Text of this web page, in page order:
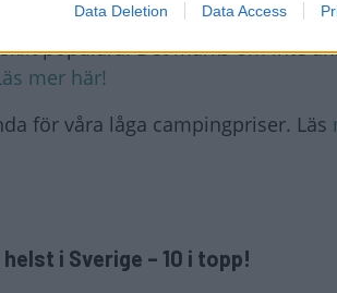
Data Deletion Data Access
att fortsätta komma hit.
populära. Det märks om inte
mer här!
för våra låga campingpriser. Läs
i Sverige – 10 i topp!